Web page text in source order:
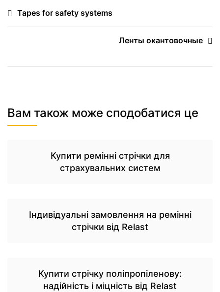
Tapes for safety systems
Ленты окантовочные
Вам також може сподобатися це
Купити ремінні стрічки для
страхувальних систем
Індивідуальні замовлення на ремінні
стрічки від Relast
Купити стрічку поліпропіленову:
надійність і міцність від Relast